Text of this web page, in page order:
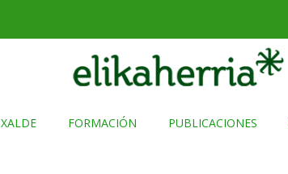
FORMACIÓN PUBLICACIONES